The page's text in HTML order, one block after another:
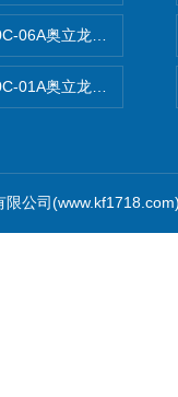
06A奥立龙实验室便携
01A奥立龙实验室便携
公司